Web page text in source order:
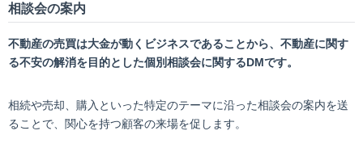
相談会の案内
不動産の売買は大金が動くビジネスであることから、不動産に関す
る不安の解消を目的とした個別相談会に関するDMです。
相続や売却、購入といった特定のテーマに沿った相談会の案内を送
ることで、関心を持つ顧客の来場を促します。